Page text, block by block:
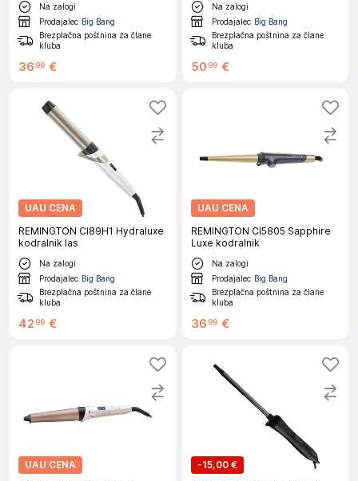
Na zalogi
Prodajalec Big Bang
Brezplačna poštnina za člane
kluba
36 99 €
Na zalogi
Prodajalec Big Bang
Brezplačna poštnina za člane
kluba
50 99 €
UAU CENA
REMINGTON CI89H1 Hydraluxe
kodralnik las
Na zalogi
Prodajalec Big Bang
Brezplačna poštnina za člane
kluba
42 99 €
UAU CENA
REMINGTON CI5805 Sapphire
Luxe kodralnik
Na zalogi
Prodajalec Big Bang
Brezplačna poštnina za člane
kluba
36 99 €
UAU CENA
-15,00 €